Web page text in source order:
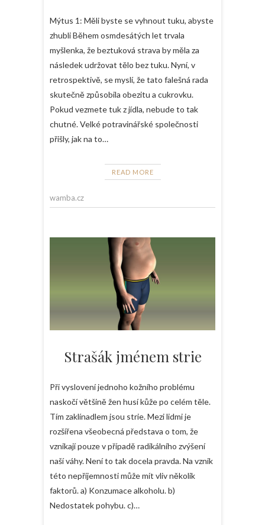
Mýtus 1: Měli byste se vyhnout tuku, abyste
zhubli Během osmdesátých let trvala
myšlenka, že beztuková strava by měla za
následek udržovat tělo bez tuku. Nyní, v
retrospektivě, se myslí, že tato falešná rada
skutečně způsobila obezitu a cukrovku.
Pokud vezmete tuk z jídla, nebude to tak
chutné. Velké potravinářské společnosti
přišly, jak na to…
READ MORE
wamba.cz
Strašák jménem strie
Při vyslovení jednoho kožního problému
naskočí většině žen husí kůže po celém těle.
Tím zaklínadlem jsou strie. Mezi lidmi je
rozšířena všeobecná představa o tom, že
vznikají pouze v případě radikálního zvýšení
naší váhy. Není to tak docela pravda. Na vznik
této nepříjemnosti může mít vliv několik
faktorů. a) Konzumace alkoholu. b)
Nedostatek pohybu. c)…